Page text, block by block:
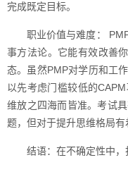
完成既定目标。
职业价值与难度：
事方法论。它能有效改善
态。虽然PMP对学历和工
以先考虑门槛较低的
维放之四海而皆准。考试
题，但对于提升思维格局有
结语：在不确定性中